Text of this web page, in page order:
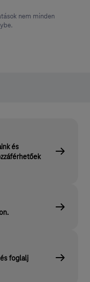
nem minden
és
foglalj